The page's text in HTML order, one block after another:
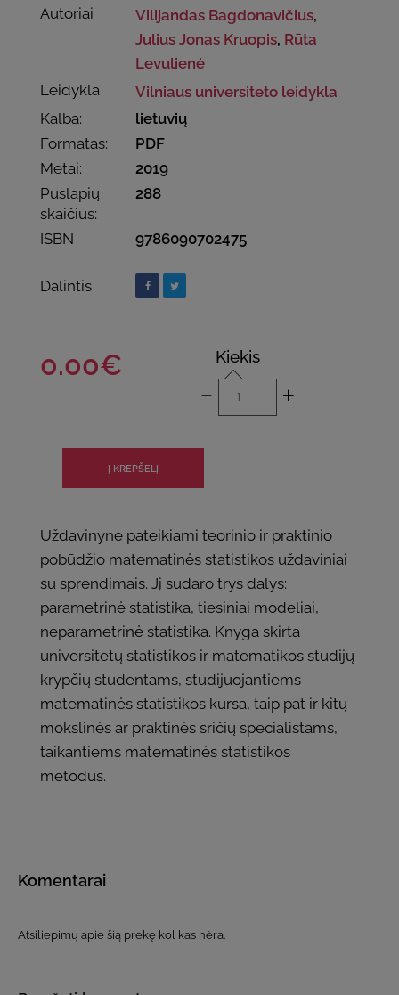
Autoriai Vilijandas Bagdonavičius,
Julius Jonas Kruopis, Rūta
Levulienė
Leidykla
Vilniaus universiteto leidykla
Kalba:
lietuvių
Formatas:
PDF
Metai:
2019
Puslapių
skaičius:
288
ISBN 9786090702475
Dalintis
0.00€ Kiekis
- +
Uždavinyne pateikiami teorinio ir praktinio
pobūdžio matematinės statistikos uždaviniai
su sprendimais. Jį sudaro trys dalys:
parametrinė statistika, tiesiniai modeliai,
neparametrinė statistika. Knyga skirta
universitetų statistikos ir matematikos studijų
krypčių studentams, studijuojantiems
matematinės statistikos kursa, taip pat ir kitų
mokslinės ar praktinės sričių specialistams,
taikantiems matematinės statistikos
metodus.
Komentarai
Atsiliepimų apie šią prekę kol kas nėra.